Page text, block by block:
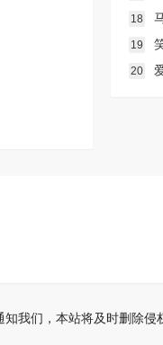
18
19
20
我们，本站将及时删除侵